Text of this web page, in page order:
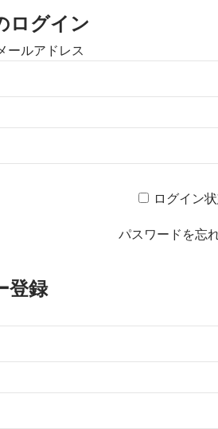
ログイン
ールアドレス
ログイン
パスワードを忘
登録